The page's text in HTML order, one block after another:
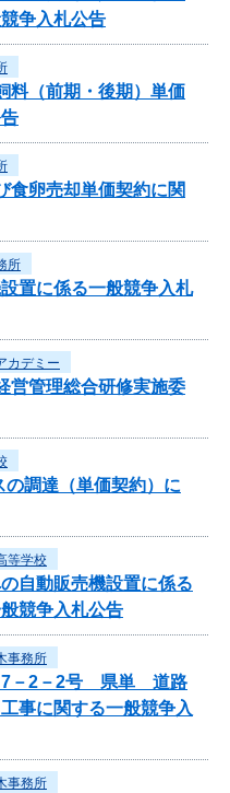
争入札公告
料（前期・後期）単価
食卵売却単価契約に関
所
置に係る一般競争入札
カデミー
営管理総合研修実施委
調達（単価契約）に
等学校
自動販売機設置に係る
競争入札公告
事務所
7－2－2号 県単 道路
事に関する一般競争入
事務所